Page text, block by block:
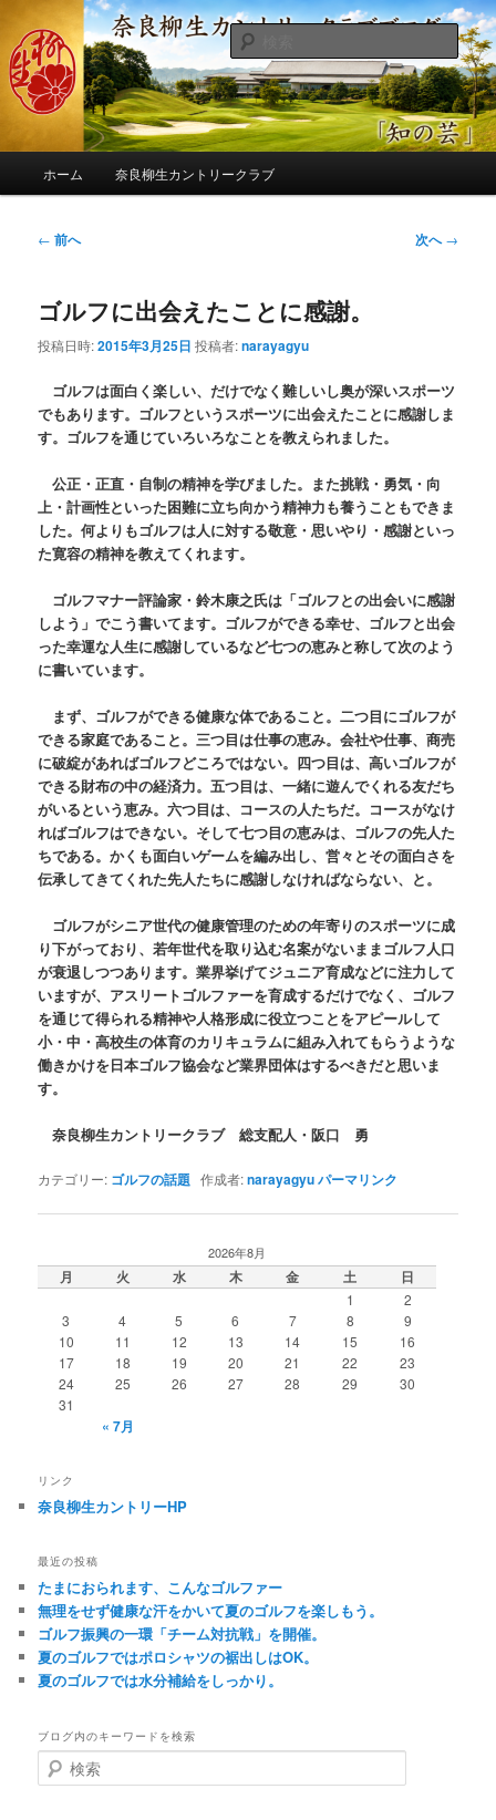
ン
コ
ン
へ
奈良柳生カントリークラブ総支配人
ブログ
季節の話題、クラブの出来事、コースの改修・更新作業、ゴルフに関する随
筆、喜怒哀楽などを気まぐれに発信します。
検
索
ホーム 奈良柳生カントリークラブ
投
ビ
ー
ン
← 前へ 次へ→
ゴルフに出会えたことに感謝。
投稿日時:2015年3月25日 投稿者:narayagyu
ゴルフは面白く楽しい、だけでなく難しいし奥が深いスポーツ
でもあります。ゴルフというスポーツに出会えたことに感謝しま
す。ゴルフを通じていろいろなことを教えられました。
公正・正直・自制の精神を学びました。また挑戦・勇気・向
上・計画性といった困難に立ち向かう精神力も養うこともできま
した。何よりもゴルフは人に対する敬意・思いやり・感謝といっ
た寛容の精神を教えてくれます。
ゴルフマナー評論家・鈴木康之氏は「ゴルフとの出会いに感謝
しよう」でこう書いてます。ゴルフができる幸せ、ゴルフと出会
った幸運な人生に感謝しているなど七つの恵みと称して次のよう
に書いています。
まず、ゴルフができる健康な体であること。二つ目にゴルフが
できる家庭であること。三つ目は仕事の恵み。会社や仕事、商売
に破綻があればゴルフどころではない。四つ目は、高いゴルフが
できる財布の中の経済力。五つ目は、一緒に遊んでくれる友だち
がいるという恵み。六つ目は、コースの人たちだ。コースがなけ
ればゴルフはできない。そして七つ目の恵みは、ゴルフの先人た
ちである。かくも面白いゲームを編み出し、営々とその面白さを
伝承してきてくれた先人たちに感謝しなければならない、と。
ゴルフがシニア世代の健康管理のための年寄りのスポーツに成
り下がっており、若年世代を取り込む名案がないままゴルフ人口
が衰退しつつあります。業界挙げてジュニア育成などに注力して
いますが、アスリートゴルファーを育成するだけでなく、ゴルフ
を通じて得られる精神や人格形成に役立つことをアピールして
小・中・高校生の体育のカリキュラムに組み入れてもらうような
働きかけを日本ゴルフ協会など業界団体はするべきだと思いま
す。
奈良柳生カントリークラブ 総支配人・阪口 勇
カテゴリー: ゴルフの話題 作成者:narayagyuパーマリンク
2026年8月
月 火 水 木 金 土 日
1
2
3
4 5 6 7 8
9
10
11 12 13 14 15
16
17
18 19 20 21 22
23
24
25 26 27 28 29
30
31
« 7月
リンク
奈良柳生カントリーHP
最近の投稿
たまにおられます、こんなゴルファー
無理をせず健康な汗をかいて夏のゴルフを楽しもう。
ゴルフ振興の一環「チーム対抗戦」を開催。
夏のゴルフではポロシャツの裾出しはOK。
夏のゴルフでは水分補給をしっかり。
ブログ内のキーワードを検索
検
索